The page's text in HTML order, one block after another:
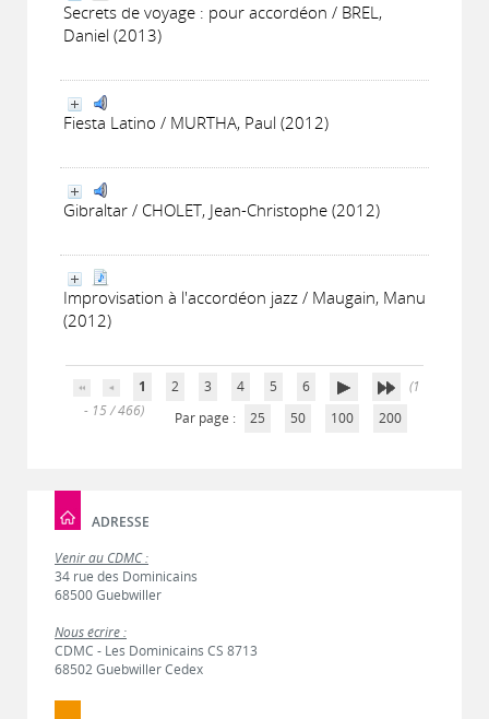
Secrets de voyage : pour accordéon / BREL,
Daniel (2013)
Fiesta Latino / MURTHA, Paul (2012)
Gibraltar / CHOLET, Jean-Christophe (2012)
Improvisation à l'accordéon jazz / Maugain, Manu
(2012)
1 2 3 4 5 6
(1
- 15 / 466)
Par page : 25 50 100 200
ADRESSE
Venir au CDMC :
34 rue des Dominicains
68500 Guebwiller
Nous écrire :
CDMC - Les Dominicains CS 8713
68502 Guebwiller Cedex